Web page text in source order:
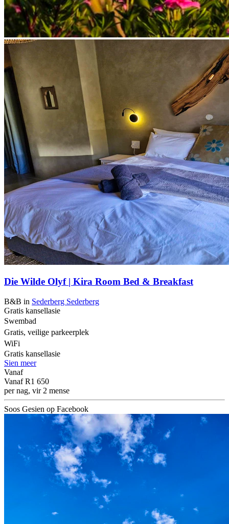
Die Wilde Olyf | Kira Room Bed & Breakfast
B&B in Sederberg Sederberg
Gratis kansellasie
Swembad
Gratis, veilige parkeerplek
WiFi
Gratis kansellasie
Sien meer
Vanaf
Vanaf R1 650
per nag, vir 2 mense
Soos Gesien op Facebook